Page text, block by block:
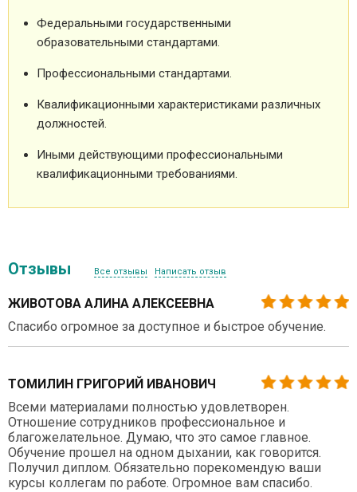
Федеральными государственными
образовательными стандартами.
Профессиональными стандартами.
Квалификационными характеристиками различных
должностей.
Иными действующими профессиональными
квалификационными требованиями.
Отзывы Все отзывы Написать отзыв
ЖИВОТОВА АЛИНА АЛЕКСЕЕВНА
Спасибо огромное за доступное и быстрое обучение.
ТОМИЛИН ГРИГОРИЙ ИВАНОВИЧ
Всеми материалами полностью удовлетворен.
Отношение сотрудников профессиональное и
благожелательное. Думаю, что это самое главное.
Обучение прошел на одном дыхании, как говорится.
Получил диплом. Обязательно порекомендую ваши
курсы коллегам по работе. Огромное вам спасибо.